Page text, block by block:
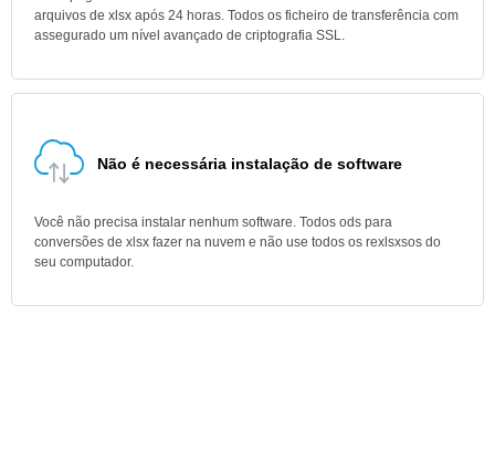
arquivos de xlsx após 24 horas. Todos os ficheiro de transferência com
assegurado um nível avançado de criptografia SSL.
Não é necessária instalação de software
Você não precisa instalar nenhum software. Todos ods para
conversões de xlsx fazer na nuvem e não use todos os rexlsxsos do
seu computador.